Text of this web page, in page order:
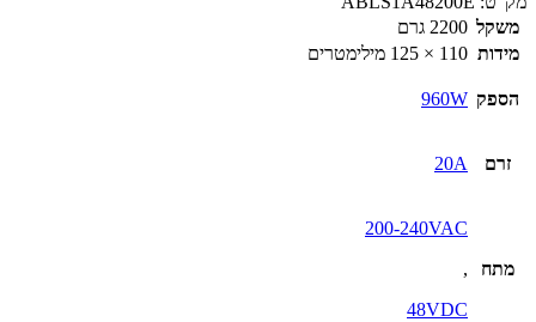
משקל 2200 גרם
מידות 110 × 125 מילימטרים
הספק 960W
זרם 20A
מתח
200-240VAC
,
48VDC